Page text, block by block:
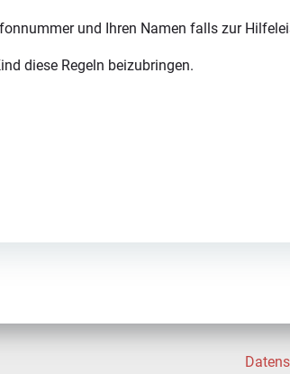
und Ihren Namen falls zur
diese Regeln beizubringen.